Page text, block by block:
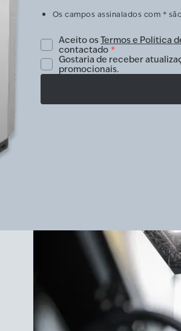
Os campos assinalados com *
Aceito osTermos e Política
contactado *
Gostaria de receber
promocionais.